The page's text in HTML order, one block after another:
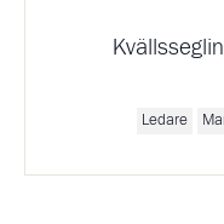
Ledare